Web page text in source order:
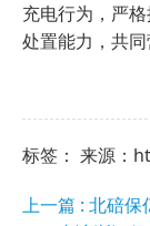
充电行为，严
处置能力，共同
标签： 来源：
上一篇 : 北碚保